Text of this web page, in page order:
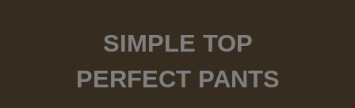
SIMPLE TOP
PERFECT PANTS